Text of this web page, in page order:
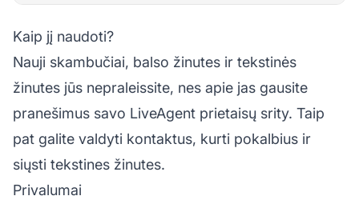
Kaip jį naudoti?
Nauji skambučiai, balso žinutes ir tekstinės
žinutes jūs nepraleissite, nes apie jas gausite
pranešimus savo LiveAgent prietaisų srity. Taip
pat galite valdyti kontaktus, kurti pokalbius ir
siųsti tekstines žinutes.
Privalumai